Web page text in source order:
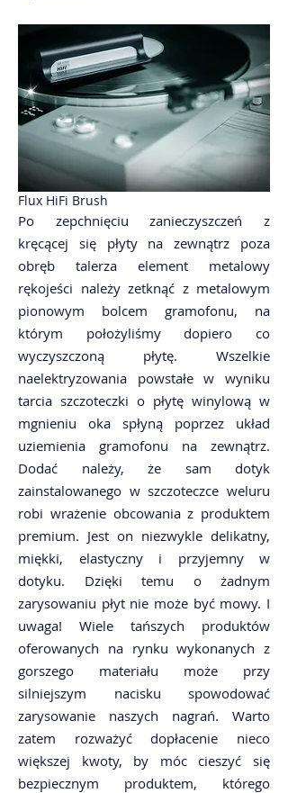
Flux HiFi Brush
Po zepchnięciu zanieczyszczeń z
kręcącej się płyty na zewnątrz poza
obręb talerza element metalowy
rękojeści należy zetknąć z metalowym
pionowym bolcem gramofonu, na
którym położyliśmy dopiero co
wyczyszczoną płytę. Wszelkie
naelektryzowania powstałe w wyniku
tarcia szczoteczki o płytę winylową w
mgnieniu oka spłyną poprzez układ
uziemienia gramofonu na zewnątrz.
Dodać należy, że sam dotyk
zainstalowanego w szczoteczce weluru
robi wrażenie obcowania z produktem
premium. Jest on niezwykle delikatny,
miękki, elastyczny i przyjemny w
dotyku. Dzięki temu o żadnym
zarysowaniu płyt nie może być mowy. I
uwaga! Wiele tańszych produktów
oferowanych na rynku wykonanych z
gorszego materiału może przy
silniejszym nacisku spowodować
zarysowanie naszych nagrań. Warto
zatem rozważyć dopłacenie nieco
większej kwoty, by móc cieszyć się
bezpiecznym produktem, którego